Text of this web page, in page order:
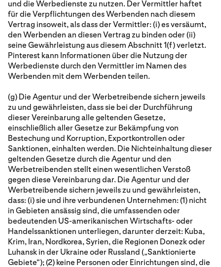
und die Werbedienste zu nutzen. Der Vermittler haftet
für die Verpflichtungen des Werbenden nach diesem
Vertrag insoweit, als dass der Vermittler: (i) es versäumt,
den Werbenden an diesen Vertrag zu binden oder (ii)
seine Gewährleistung aus diesem Abschnitt 1(f) verletzt.
Pinterest kann Informationen über die Nutzung der
Werbedienste durch den Vermittler im Namen des
Werbenden mit dem Werbenden teilen.
(g) Die Agentur und der Werbetreibende sichern jeweils
zu und gewährleisten, dass sie bei der Durchführung
dieser Vereinbarung alle geltenden Gesetze,
einschließlich aller Gesetze zur Bekämpfung von
Bestechung und Korruption, Exportkontrollen oder
Sanktionen, einhalten werden. Die Nichteinhaltung dieser
geltenden Gesetze durch die Agentur und den
Werbetreibenden stellt einen wesentlichen Verstoß
gegen diese Vereinbarung dar. Die Agentur und der
Werbetreibende sichern jeweils zu und gewährleisten,
dass: (i) sie und ihre verbundenen Unternehmen: (1) nicht
in Gebieten ansässig sind, die umfassenden oder
bedeutenden US-amerikanischen Wirtschafts- oder
Handelssanktionen unterliegen, darunter derzeit: Kuba,
Krim, Iran, Nordkorea, Syrien, die Regionen Donezk oder
Luhansk in der Ukraine oder Russland („Sanktionierte
Gebiete“); (2) keine Personen oder Einrichtungen sind, die